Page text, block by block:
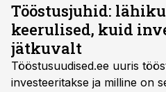
Tööstusjuhid:
keerulised, kuid
jätkuvalt
Tööstusuudised.ee uuris
investeeritakse ja milline on